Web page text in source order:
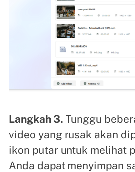
Langkah 3. Tunggu
video yang rusak akan
ikon putar untuk melihat
Anda dapat menyimpan